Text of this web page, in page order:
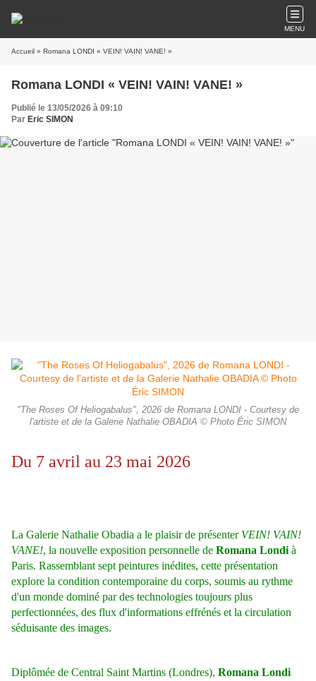
MENU
Accueil » Romana LONDI « VEIN! VAIN! VANE! »
Romana LONDI « VEIN! VAIN! VANE! »
Publié le 13/05/2026 à 09:10
Par Eric SIMON
"The Roses Of Heliogabalus", 2026 de Romana LONDI - Courtesy de
l'artiste et de la Galerie Nathalie OBADIA © Photo Éric SIMON
Du 7 avril au 23 mai 2026
La Galerie Nathalie Obadia a le plaisir de présenter VEIN! VAIN!
VANE!, la nouvelle exposition personnelle de Romana Londi à
Paris. Rassemblant sept peintures inédites, cette présentation
explore la condition contemporaine du corps, soumis au rythme
d'un monde dominé par des technologies toujours plus
perfectionnées, des flux d'informations effrénés et la circulation
séduisante des images.
Diplômée de Central Saint Martins (Londres), Romana Londi